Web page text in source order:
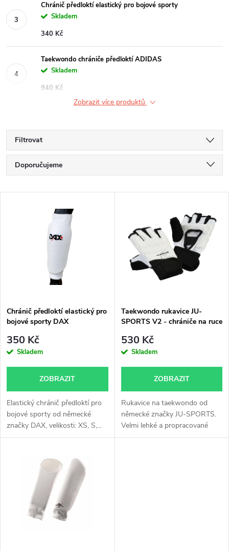
Chránič předloktí elastický pro bojové sporty
Skladem
340 Kč
Taekwondo chrániče předloktí ADIDAS
Skladem
940 Kč
Zobrazit více produktů
Filtrovat
Ř
a
p
r
o
d
u
Doporučujeme
Nejprodávanější
s
p
r
d
u
Chránič předloktí elastický pro
bojové sporty DAX
350 Kč
Skladem
ZOBRAZIT
Elastický chránič předloktí pro
bojové sporty od německé
značky DAX, velikosti: XS, S,...
Taekwondo rukavice JU-
SPORTS V2 - chrániče na ruce
530 Kč
Skladem
ZOBRAZIT
Rukavice na taekwondo od
německé značky JU-SPORTS.
Velmi lehké a propracované
rukavice...